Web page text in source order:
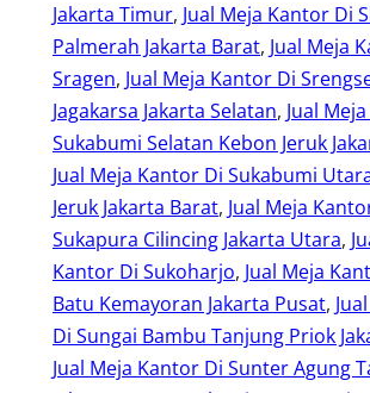
Jakarta Timur, Jual Meja Kantor Di
Palmerah Jakarta Barat, Jual Meja
Sragen, Jual Meja Kantor Di
Jagakarsa Jakarta Selatan, Jual
Sukabumi Selatan Kebon Jeruk
Jual Meja Kantor Di Sukabumi
Jeruk Jakarta Barat, Jual Meja
Sukapura Cilincing Jakarta Utara,
Kantor Di Sukoharjo, Jual Meja
Batu Kemayoran Jakarta Pusat,
Di Sungai Bambu Tanjung Priok
Jual Meja Kantor Di Sunter Agung